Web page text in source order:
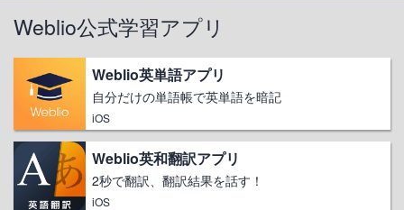
Weblio公式学習アプリ
Weblio英単語アプリ
自分だけの単語帳で英単語を暗記
iOS
Weblio英和翻訳アプリ
2秒で翻訳、翻訳結果を話す！
iOS